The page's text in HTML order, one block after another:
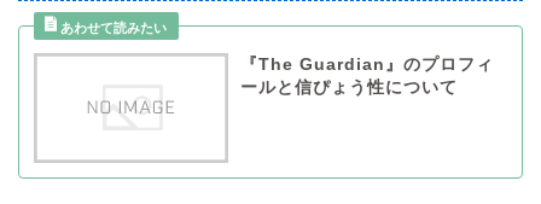
『The Guardian』のプロフィ
ールと信ぴょう性について